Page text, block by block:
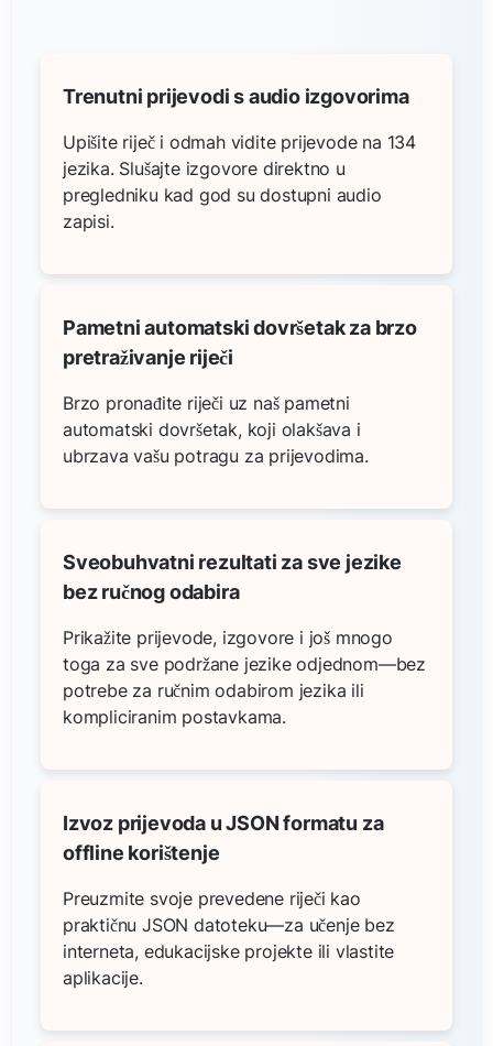
Trenutni prijevodi s audio izgovorima
Upišite riječ i odmah vidite prijevode na 134
jezika. Slušajte izgovore direktno u
pregledniku kad god su dostupni audio
zapisi.
Pametni automatski dovršetak za brzo
pretraživanje riječi
Brzo pronađite riječi uz naš pametni
automatski dovršetak, koji olakšava i
ubrzava vašu potragu za prijevodima.
Sveobuhvatni rezultati za sve jezike
bez ručnog odabira
Prikažite prijevode, izgovore i još mnogo
toga za sve podržane jezike odjednom—bez
potrebe za ručnim odabirom jezika ili
kompliciranim postavkama.
Izvoz prijevoda u JSON formatu za
offline korištenje
Preuzmite svoje prevedene riječi kao
praktičnu JSON datoteku—za učenje bez
interneta, edukacijske projekte ili vlastite
aplikacije.